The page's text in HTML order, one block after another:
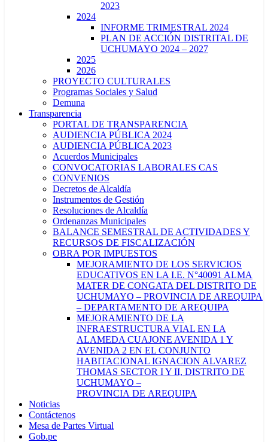
2023
2024
INFORME TRIMESTRAL 2024
PLAN DE ACCIÓN DISTRITAL DE
UCHUMAYO 2024 – 2027
2025
2026
PROYECTO CULTURALES
Programas Sociales y Salud
Demuna
Transparencia
PORTAL DE TRANSPARENCIA
AUDIENCIA PÚBLICA 2024
AUDIENCIA PÚBLICA 2023
Acuerdos Municipales
CONVOCATORIAS LABORALES CAS
CONVENIOS
Decretos de Alcaldía
Instrumentos de Gestión
Resoluciones de Alcaldía
Ordenanzas Municipales
BALANCE SEMESTRAL DE ACTIVIDADES Y
RECURSOS DE FISCALIZACIÓN
OBRA POR IMPUESTOS
MEJORAMIENTO DE LOS SERVICIOS
EDUCATIVOS EN LA I.E. N°40091 ALMA
MATER DE CONGATA DEL DISTRITO DE
UCHUMAYO – PROVINCIA DE AREQUIPA
– DEPARTAMENTO DE AREQUIPA
MEJORAMIENTO DE LA
INFRAESTRUCTURA VIAL EN LA
ALAMEDA CUAJONE AVENIDA 1 Y
AVENIDA 2 EN EL CONJUNTO
HABITACIONAL IGNACION ALVAREZ
THOMAS SECTOR I Y II, DISTRITO DE
UCHUMAYO –
PROVINCIA DE AREQUIPA
Noticias
Contáctenos
Mesa de Partes Virtual
Gob.pe